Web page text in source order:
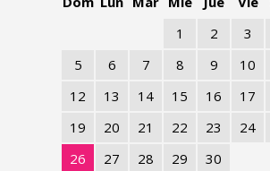
1
2 3
5
6 7 8 9 10
12
13 14 15 16 17
19
20 21 22 23 24
26
27 28 29 30